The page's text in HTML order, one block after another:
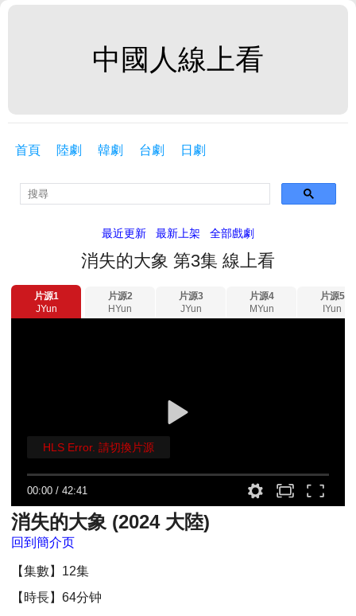
中國人線上看
首頁 陸劇 韓劇 台劇 日劇
最近更新 最新上架 全部戲劇
消失的大象 第3集 線上看
片源1
JYun
片源2
HYun
片源3
JYun
片源4
MYun
片源5
IYun
00:00 /42:41
HLS Error. 請切換片源
消失的大象 (2024 大陸)
回到簡介页
【集數】12集
【時長】64分钟